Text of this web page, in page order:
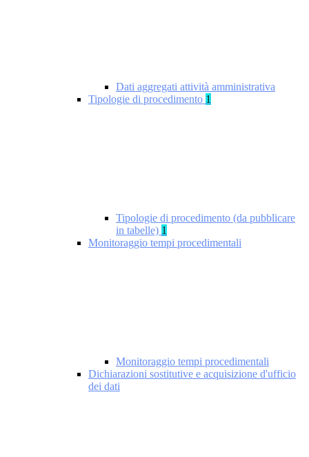
Dati aggregati attività amministrativa
Tipologie di procedimento 1
Tipologie di procedimento (da pubblicare
in tabelle) 1
Monitoraggio tempi procedimentali
Monitoraggio tempi procedimentali
Dichiarazioni sostitutive e acquisizione d'ufficio
dei dati